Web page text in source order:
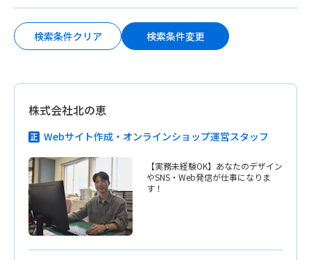
ン
検索条件クリア
検索条件変更
株式会社北の恵
Webサイト作成・オンラインショップ運営スタッフ
【実務未経験OK】あなたのデザイン
やSNS・Web発信が仕事になりま
す！